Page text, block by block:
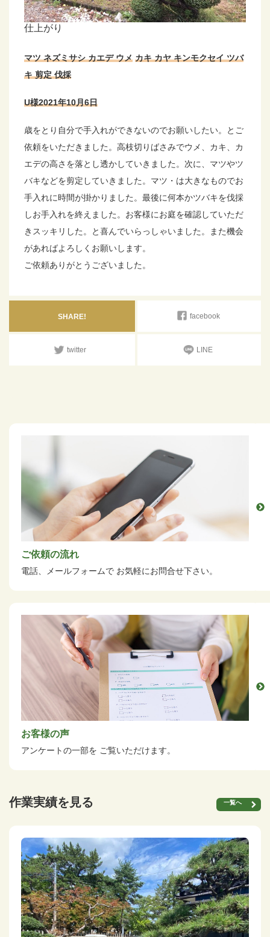
仕上がり
マツ ネズミサシ カエデ ウメ カキ カヤ キンモクセイ ツバ
キ 剪定 伐採
U様2021年10月6日
歳をとり自分で手入れができないのでお願いしたい。とご
依頼をいただきました。高枝切りばさみでウメ、カキ、カ
エデの高さを落とし透かしていきました。次に、マツやツ
バキなどを剪定していきました。マツ・は大きなものでお
手入れに時間が掛かりました。最後に何本かツバキを伐採
しお手入れを終えました。お客様にお庭を確認していただ
きスッキリした。と喜んでいらっしゃいました。また機会
があればよろしくお願いします。
ご依頼ありがとうございました。
SHARE! facebook
twitter LINE
ご依頼の流れ
電話、メールフォームで お気軽にお問合せ下さい。
お客様の声
アンケートの一部を ご覧いただけます。
作業実績を見る 一覧へ